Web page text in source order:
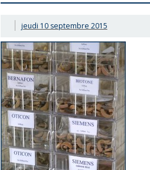
jeudi 10 septembre 2015